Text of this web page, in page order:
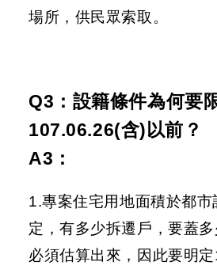
場所，供民眾索取。
Q3：設籍條件為何要
107.06.26(含)以前？
A3：
1.專案住宅用地面積於都市
定，有多少拆遷戶，要蓋多
必須估算出來，因此要明